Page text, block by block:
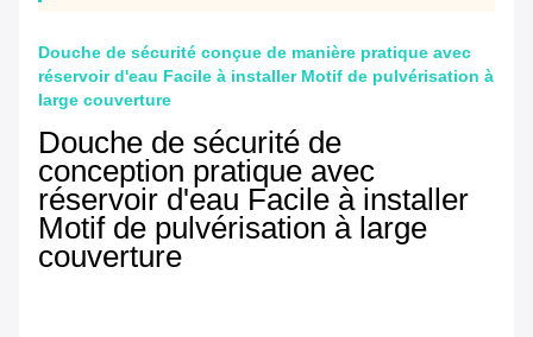
Douche de sécurité conçue de manière pratique avec
réservoir d'eau Facile à installer Motif de pulvérisation à
large couverture
Douche de sécurité de
conception pratique avec
réservoir d'eau Facile à installer
Motif de pulvérisation à large
couverture